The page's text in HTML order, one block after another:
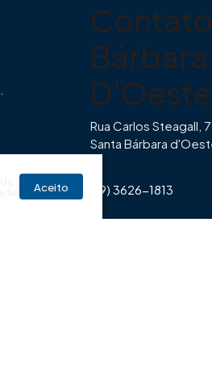
Aceito
Bárbara
D'Oeste
Rua Carlos Steagall,
Santa Bárbara
(19) 3626-1813